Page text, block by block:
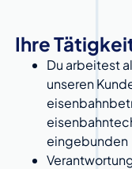
Ihre
Du arbeitest
unseren
eingebunden